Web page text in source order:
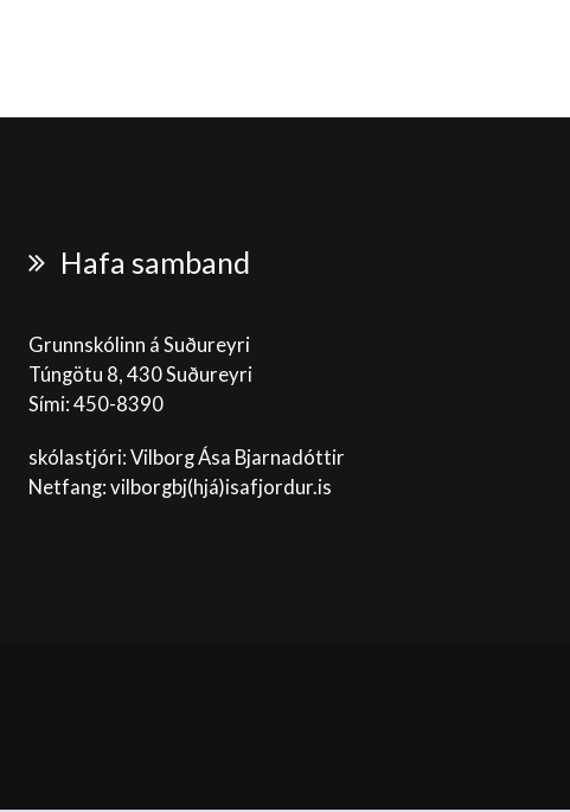
Hafa samband
Grunnskólinn á Suðureyri
Túngötu 8, 430 Suðureyri
Sími: 450-8390
skólastjóri: Vilborg Ása Bjarnadóttir
Netfang: vilborgbj(hjá)isafjordur.is